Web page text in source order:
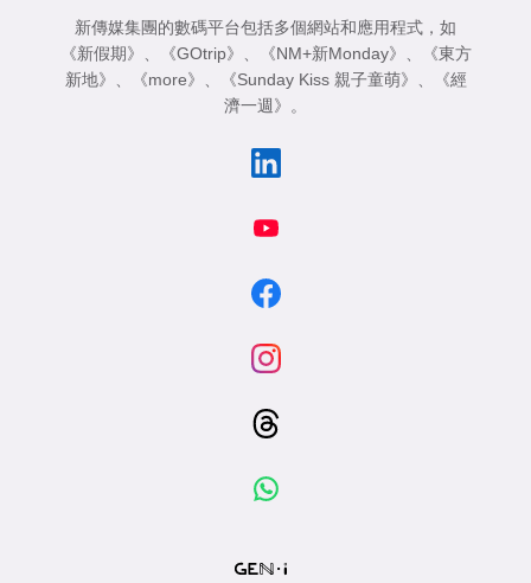
新傳媒集團的數碼平台包括多個網站和應用程式，如
《新假期》
《GOtrip》 《NM+新Monday》
《東方
新地》
《more》 《Sunday Kiss 親子童萌》
《經
濟一週》
。